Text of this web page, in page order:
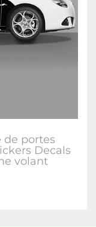
de portes
Decals
volant